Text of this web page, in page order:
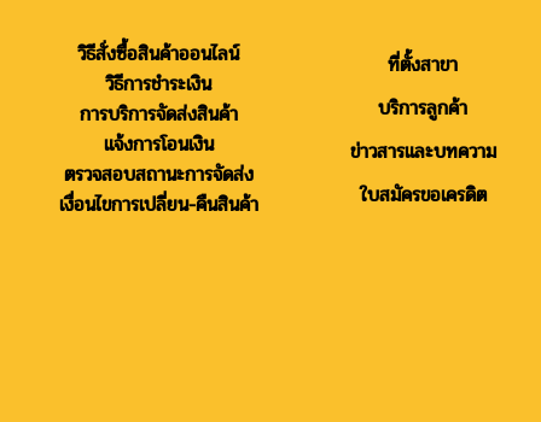
วิธีสั่งซื้อสินค้าออนไลน์
วิธีการชำระเงิน
การบริการจัดส่งสินค้า
แจ้งการโอนเงิน
ตรวจสอบสถานะการจัดส่ง
เงื่อนไขการเปลี่ยน-คืนสินค้า
ที่ตั้งสาขา
บริการลูกค้า
ข่าวสารและบทความ
ใบสมัครขอเครดิต